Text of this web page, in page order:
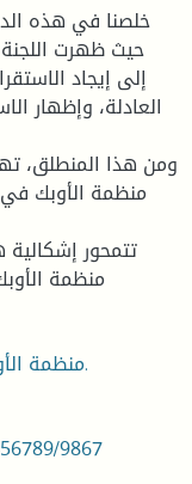
خلصنا في هذه
حيث ظهرت
إلى إيجاد
العادلة، وإظهار
ومن هذا المنطلق،
منظمة الأوبك
تتمحور
منظمة
منظمة الأوبك، السوق الدولية للنفط،أسعار البترول.
9867